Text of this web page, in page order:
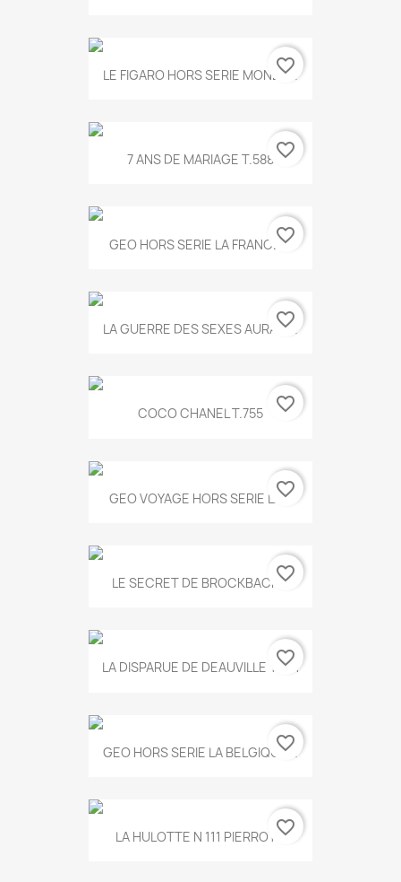
LE FIGARO HORS SERIE MONET...
favorite_border
7 ANS DE MARIAGE T.588 favorite_border
GEO HORS SERIE LA FRANCE...
favorite_border
LA GUERRE DES SEXES AURA T...
favorite_border
COCO CHANEL T.755 favorite_border
GEO VOYAGE HORS SERIE LA...
favorite_border
LE SECRET DE BROCKBACK...
favorite_border
LA DISPARUE DE DEAUVILLE T.551
favorite_border
GEO HORS SERIE LA BELGIQUE...
favorite_border
LA HULOTTE N 111 PIERROT...favorite_border